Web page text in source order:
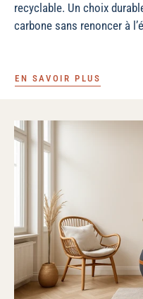
recyclable. Un choix
carbone sans renoncer à
EN SAVOIR PLUS